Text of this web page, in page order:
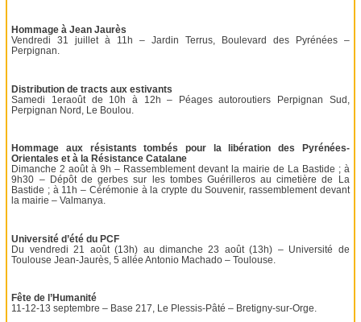
Hommage à Jean Jaurès
Vendredi 31 juillet à 11h – Jardin Terrus, Boulevard des Pyrénées –
Perpignan.
Distribution de tracts aux estivants
Samedi 1eraoût de 10h à 12h – Péages autoroutiers Perpignan Sud,
Perpignan Nord, Le Boulou.
Hommage aux résistants tombés pour la libération des Pyrénées-
Orientales et à la Résistance Catalane
Dimanche 2 août à 9h – Rassemblement devant la mairie de La Bastide ; à
9h30 – Dépôt de gerbes sur les tombes Guérilleros au cimetière de La
Bastide ; à 11h – Cérémonie à la crypte du Souvenir, rassemblement devant
la mairie – Valmanya.
Université d’été du PCF
Du vendredi 21 août (13h) au dimanche 23 août (13h) – Université de
Toulouse Jean-Jaurès, 5 allée Antonio Machado – Toulouse.
Fête de l’Humanité
11-12-13 septembre – Base 217, Le Plessis-Pâté – Bretigny-sur-Orge.